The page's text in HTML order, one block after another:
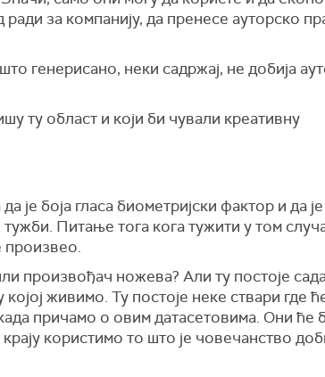
за компанију, да пренесе ауторско
генерисано, неки садржај, не добија
ту област и који би чували креативну
боја гласа биометријски фактор и да је
Питање тога кога тужити у том
произвео.
произвођач ножева? Али ту постоје
живимо. Ту постоје неке ствари где
причамо о овим датасетовима. Они ће
користимо то што је човечанство